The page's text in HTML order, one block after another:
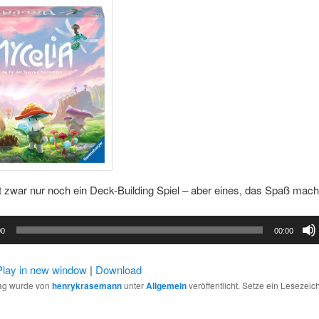
nur noch ein Deck-Building Spiel – aber eines, das Spaß
00:00
in new window| Download
wurde von henrykrasemannunterAllgemeinveröffentlicht. Setze ein